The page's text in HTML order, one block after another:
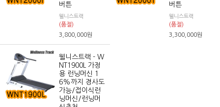
버튼
웰니스트랙
(품절)
3,800,000원
버튼
웰니스트랙
(품절)
3,300,000원
웰니스트랙 - W
NT1900L 가정
용 런닝머신 1
6%까지 경사도
가능/접이식런
닝머신/런닝머